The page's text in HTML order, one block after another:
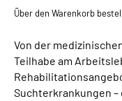
Über den Warenkorb
Von der
Teilhabe am
Suchterkrankungen